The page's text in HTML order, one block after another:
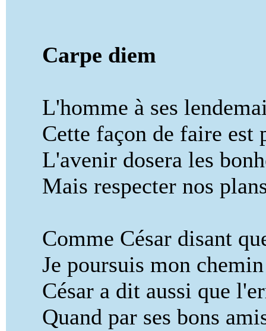
Carpe diem
L'homme à ses
Cette façon de faire est
L'avenir dosera les
Mais respecter nos
Comme César disant
Je poursuis mon chemin
César a dit aussi que
Quand par ses bons